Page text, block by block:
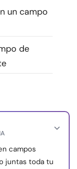
ES
Publicidad con
un campo
de
campos
juntas toda tu